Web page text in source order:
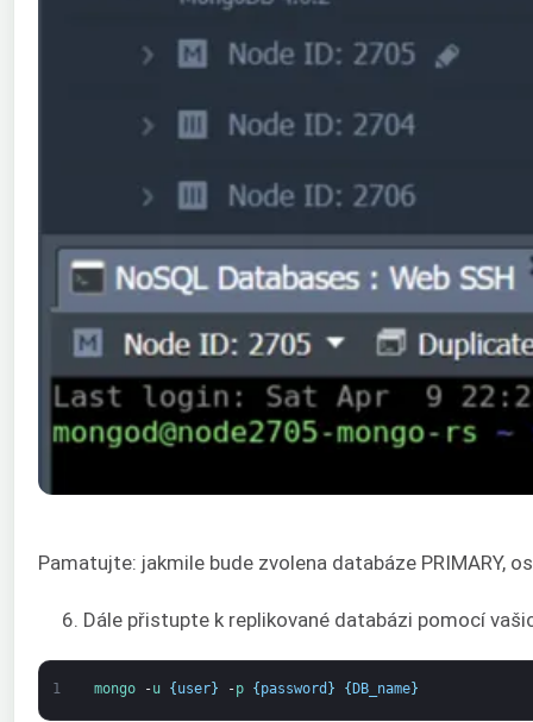
Pamatujte: jakmile bude zvolena databáze PRIMARY,
6. Dále přistupte k replikované databázi pomocí
1 mongo -u {user} -p {password } {DB_name}